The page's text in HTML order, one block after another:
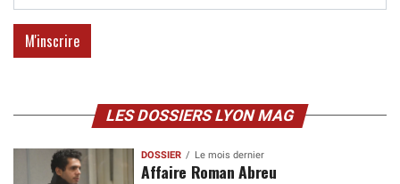
LES DOSSIERS LYON MAG
DOSSIER Le mois dernier
Affaire Roman Abreu